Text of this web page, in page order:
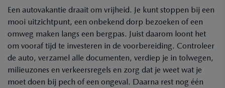
Een autovakantie draait om vrijheid. Je kunt stoppen bij een
mooi uitzichtpunt, een onbekend dorp bezoeken of een
omweg maken langs een bergpas. Juist daarom loont het
om vooraf tijd te investeren in de voorbereiding. Controleer
de auto, verzamel alle documenten, verdiep je in tolwegen,
milieuzones en verkeersregels en zorg dat je weet wat je
moet doen bij pech of een ongeval. Daarna rest nog één